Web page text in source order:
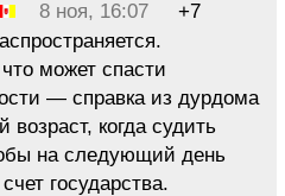
8 ноя, 16:07
+7
может спасти
— справка из дурдома
возраст, когда судить
на следующий день
государства.